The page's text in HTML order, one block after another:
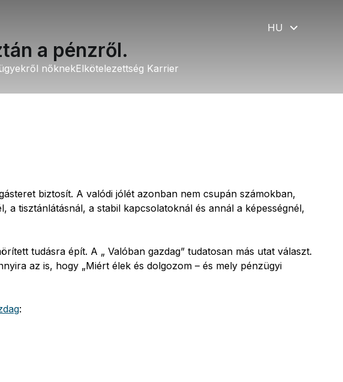
HU
nőknekElkötelezettség Karrier
nőknekElkötelezettség Karrier
a pénzről.
biztosít. A valódi jólét azonban nem csupán számokban,
tisztánlátásnál, a stabil kapcsolatoknál és annál a képességnél,
tudásra épít. A „ Valóban gazdag” tudatosan más utat választ.
az is, hogy „Miért élek és dolgozom – és mely pénzügyi
: